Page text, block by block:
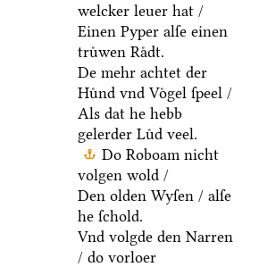
welcker leuer hat /
Einen Pyper alſe einen
truͤwen Raͤdt.
De mehr achtet der
Huͤnd vnd Voͤgel ſpeel /
Als dat he hebb
gelerder Luͤd veel.
Do Roboam nicht
volgen wold /
Den olden Wyſen / alſe
he ſchold.
Vnd volgde den Narren
/ do vorloer